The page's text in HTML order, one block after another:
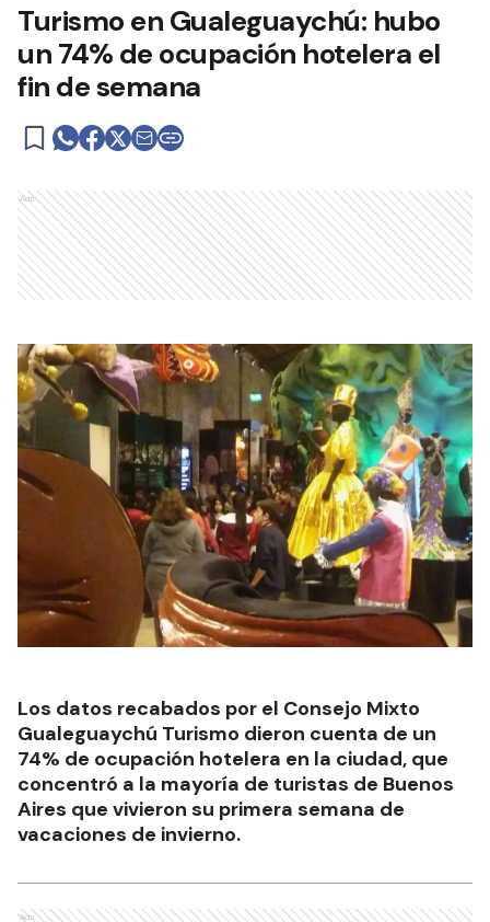
Turismo en Gualeguaychú: hubo
un 74% de ocupación hotelera el
fin de semana
Ads
Los datos recabados por el Consejo Mixto
Gualeguaychú Turismo dieron cuenta de un
74% de ocupación hotelera en la ciudad, que
concentró a la mayoría de turistas de Buenos
Aires que vivieron su primera semana de
vacaciones de invierno.
Ads